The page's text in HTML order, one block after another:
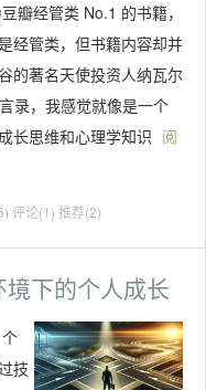
瓣经管类 No.1 的书籍，
经管类，但书籍内容却并
的著名天使投资人纳瓦尔
录，我感觉就像是一个
长思维和心理学知识 阅
评论(1) 推荐(2)
下的个人成长
技